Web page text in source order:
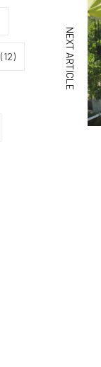
(12) NEXT ARTICLE